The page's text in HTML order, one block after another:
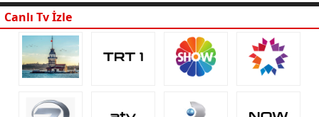
Canlı Tv İzle